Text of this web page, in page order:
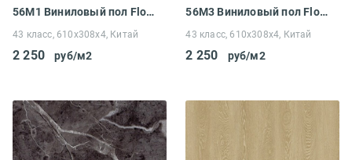
56М1 Виниловый пол Floorwood Unit Клео
43 класс, 610x308x4, Китай
2 250 руб/м2
56М3 Виниловый пол Floorwood Unit Ноэль
43 класс, 610x308x4, Китай
2 250 руб/м2